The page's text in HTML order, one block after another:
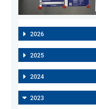
2026
2025
2024
2023